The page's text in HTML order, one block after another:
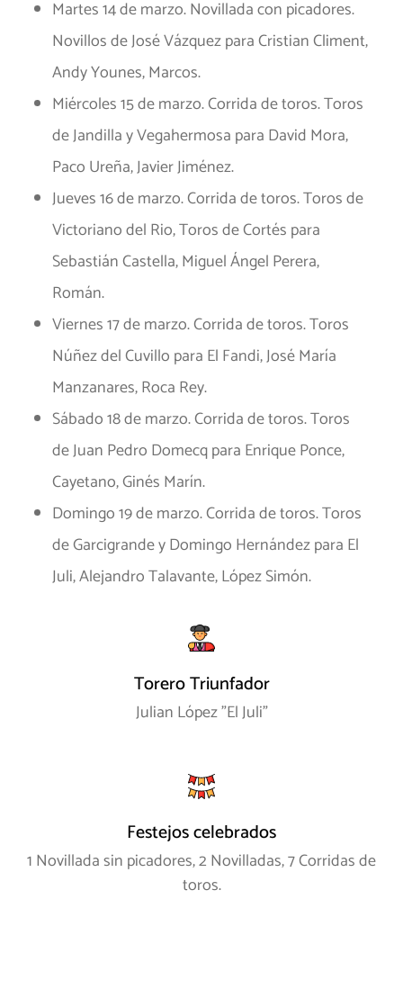
Martes 14 de marzo. Novillada con picadores.
Novillos de José Vázquez para Cristian Climent,
Andy Younes, Marcos.
Miércoles 15 de marzo. Corrida de toros. Toros
de Jandilla y Vegahermosa para David Mora,
Paco Ureña, Javier Jiménez.
Jueves 16 de marzo. Corrida de toros. Toros de
Victoriano del Rio, Toros de Cortés para
Sebastián Castella, Miguel Ángel Perera,
Román.
Viernes 17 de marzo. Corrida de toros. Toros
Núñez del Cuvillo para El Fandi, José María
Manzanares, Roca Rey.
Sábado 18 de marzo. Corrida de toros. Toros
de Juan Pedro Domecq para Enrique Ponce,
Cayetano, Ginés Marín.
Domingo 19 de marzo. Corrida de toros. Toros
de Garcigrande y Domingo Hernández para El
Juli, Alejandro Talavante, López Simón.
Torero Triunfador
Julian López "El Juli"
Festejos celebrados
1 Novillada sin picadores, 2 Novilladas, 7 Corridas de
toros.